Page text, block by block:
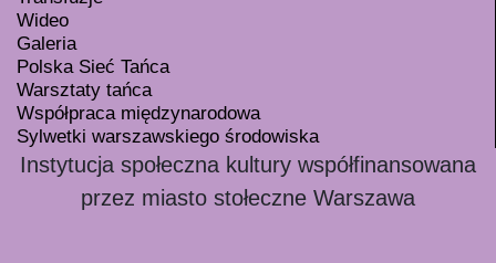
Wideo
Galeria
Polska Sieć Tańca
Warsztaty tańca
Współpraca międzynarodowa
Sylwetki warszawskiego środowiska
Instytucja społeczna kultury współfinansowana
przez miasto stołeczne Warszawa